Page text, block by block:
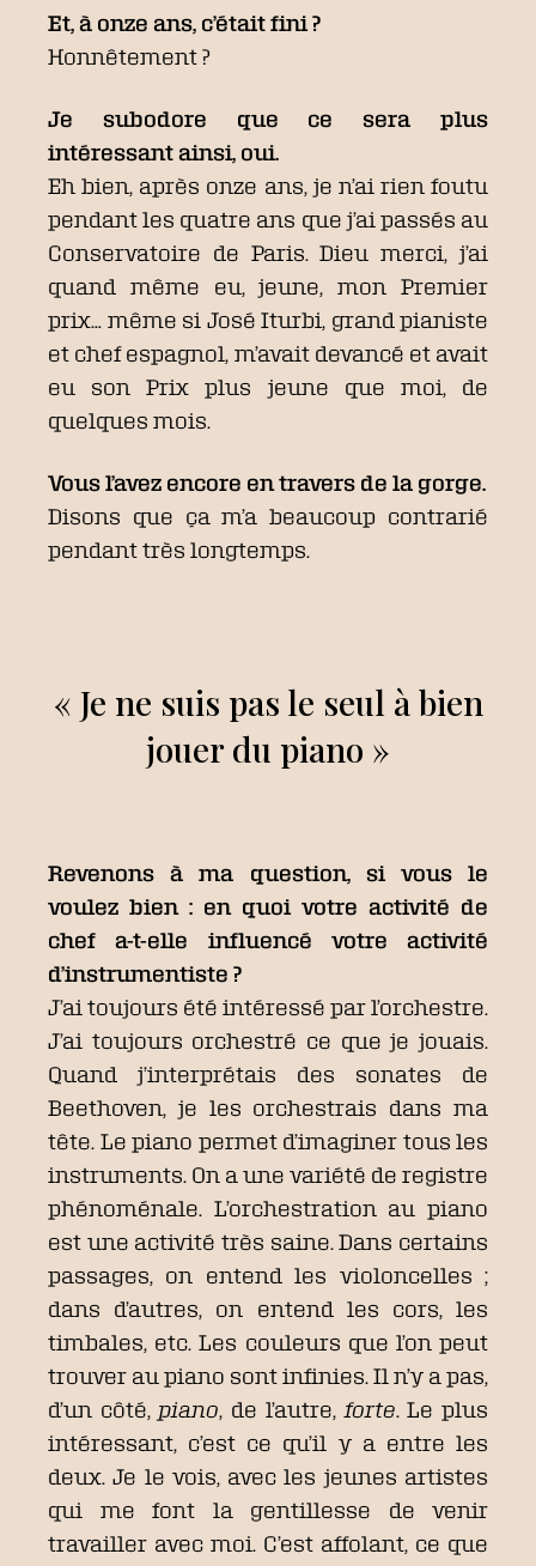
Et, à onze ans, c’était fini ?
Honnêtement ?
Je subodore que ce sera plus
intéressant ainsi, oui.
Eh bien, après onze ans, je n’ai rien foutu
pendant les quatre ans que j’ai passés au
Conservatoire de Paris. Dieu merci, j’ai
quand même eu, jeune, mon Premier
prix… même si José Iturbi, grand pianiste
et chef espagnol, m’avait devancé et avait
eu son Prix plus jeune que moi, de
quelques mois.
Vous l’avez encore en travers de la gorge.
Disons que ça m’a beaucoup contrarié
pendant très longtemps.
« Je ne suis pas le seul à bien
jouer du piano »
Revenons à ma question, si vous le
voulez bien : en quoi votre activité de
chef a-t-elle influencé votre activité
d’instrumentiste ?
J’ai toujours été intéressé par l’orchestre.
J’ai toujours orchestré ce que je jouais.
Quand j’interprétais des sonates de
Beethoven, je les orchestrais dans ma
tête. Le piano permet d’imaginer tous les
instruments. On a une variété de registre
phénoménale. L’orchestration au piano
est une activité très saine. Dans certains
passages, on entend les violoncelles ;
dans d’autres, on entend les cors, les
timbales, etc. Les couleurs que l’on peut
trouver au piano sont infinies. Il n’y a pas,
d’un côté, piano , de l’autre, forte . Le plus
intéressant, c’est ce qu’il y a entre les
deux. Je le vois, avec les jeunes artistes
qui me font la gentillesse de venir
travailler avec moi. C’est affolant, ce que